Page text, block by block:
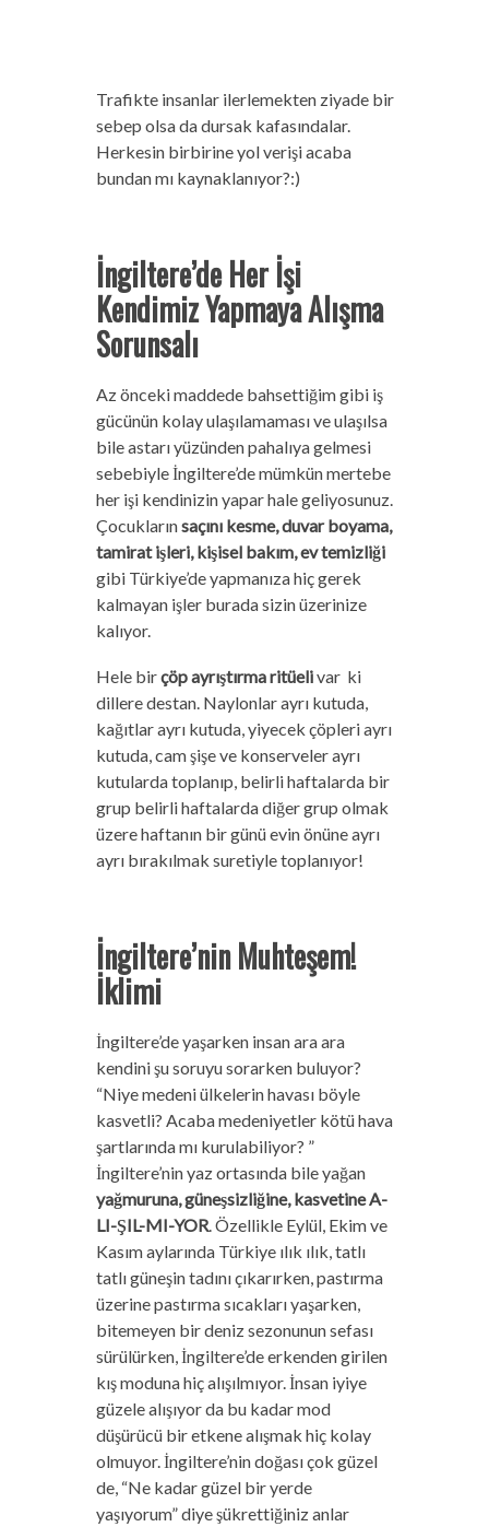
Trafikte insanlar ilerlemekten ziyade bir
sebep olsa da dursak kafasındalar.
Herkesin birbirine yol verişi acaba
bundan mı kaynaklanıyor?:)
İngiltere’de Her İşi
Kendimiz Yapmaya Alışma
Sorunsalı
Az önceki maddede bahsettiğim gibi iş
gücünün kolay ulaşılamaması ve ulaşılsa
bile astarı yüzünden pahalıya gelmesi
sebebiyle İngiltere’de mümkün mertebe
her işi kendinizin yapar hale geliyosunuz.
Çocuklarınsaçını kesme, duvar boyama,
tamirat işleri, kişisel bakım, ev temizliği
gibi Türkiye’de yapmanıza hiç gerek
kalmayan işler burada sizin üzerinize
kalıyor.
Hele birçöp ayrıştırma ritüelivar ki
dillere destan. Naylonlar ayrı kutuda,
kağıtlar ayrı kutuda, yiyecek çöpleri ayrı
kutuda, cam şişe ve konserveler ayrı
kutularda toplanıp, belirli haftalarda bir
grup belirli haftalarda diğer grup olmak
üzere haftanın bir günü evin önüne ayrı
ayrı bırakılmak suretiyle toplanıyor!
İngiltere’nin Muhteşem!
İklimi
İngiltere’de yaşarken insan ara ara
kendini şu soruyu sorarken buluyor?
“Niye medeni ülkelerin havası böyle
kasvetli? Acaba medeniyetler kötü hava
şartlarında mı kurulabiliyor? ”
İngiltere’nin yaz ortasında bile yağan
yağmuruna, güneşsizliğine, kasvetine A-
LI-ŞIL-MI-YOR. Özellikle Eylül, Ekim ve
Kasım aylarında Türkiye ılık ılık, tatlı
tatlı güneşin tadını çıkarırken, pastırma
üzerine pastırma sıcakları yaşarken,
bitemeyen bir deniz sezonunun sefası
sürülürken, İngiltere’de erkenden girilen
kış moduna hiç alışılmıyor. İnsan iyiye
güzele alışıyor da bu kadar mod
düşürücü bir etkene alışmak hiç kolay
olmuyor. İngiltere’nin doğası çok güzel
de, “Ne kadar güzel bir yerde
yaşıyorum” diye şükrettiğiniz anlar